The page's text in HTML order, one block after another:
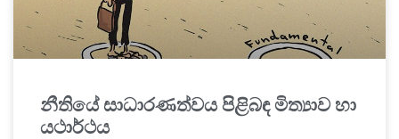
නීතියේ සාධාරණත්වය පිළිබඳ මිත්‍යාව හා
යථාර්ථය